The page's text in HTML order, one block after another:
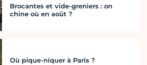
Brocantes et vide-greniers : on
chine où en août ?
Où pique-niquer à Paris ?